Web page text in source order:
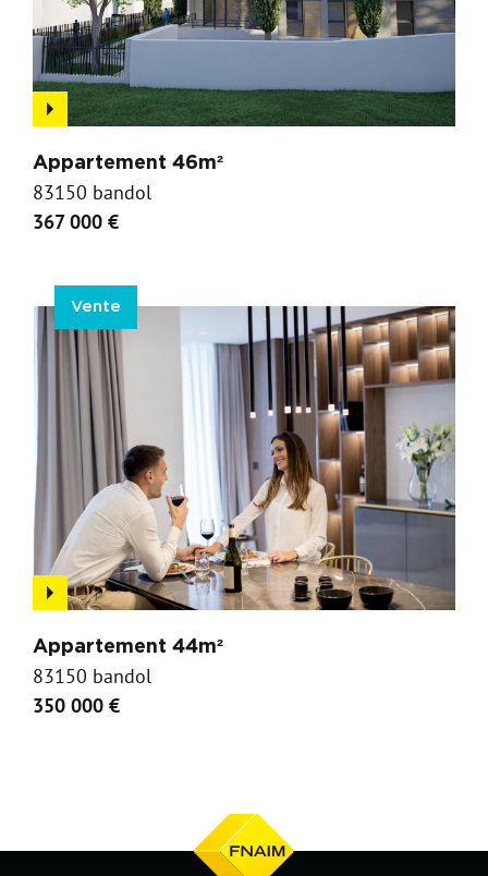
Appartement 46m²
83150 bandol
367 000 €
Vente
Appartement 44m²
83150 bandol
350 000 €